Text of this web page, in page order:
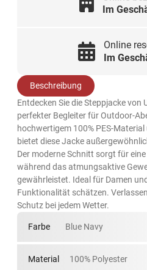
Im
Online
Im
Beschreibung
Entdecken Sie die Steppjacke von
perfekter Begleiter für Outdoor-
hochwertigem 100% PES-
bietet diese Jacke
Der moderne Schnitt sorgt für
während das atmungsaktive
gewährleistet. Ideal für Damen
Funktionalität schätzen.
Schutz bei jedem Wetter.
Farbe Blue Navy
Material 100% Polyester